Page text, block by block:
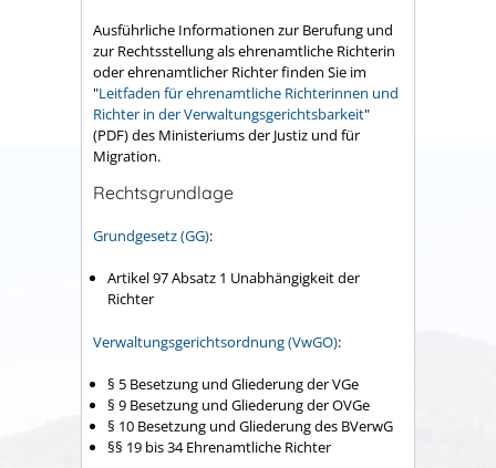
Ausführliche Informationen zur Berufung und
zur Rechtsstellung als ehrenamtliche Richterin
oder ehrenamtlicher Richter finden Sie im
"Leitfaden für ehrenamtliche Richterinnen und
Richter in der Verwaltungsgerichtsbarkeit"
(PDF) des Ministeriums der Justiz und für
Migration.
Rechtsgrundlage
Grundgesetz (GG):
Artikel 97 Absatz 1 Unabhängigkeit der
Richter
Verwaltungsgerichtsordnung (VwGO):
§ 5 Besetzung und Gliederung der VGe
§ 9 Besetzung und Gliederung der OVGe
§ 10 Besetzung und Gliederung des BVerwG
§§ 19 bis 34 Ehrenamtliche Richter